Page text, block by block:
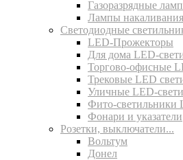
Газоразрядные
Лампы накаливания
Светодиодные
LED-Прожекторы
Для дома LED-
Торгово-офисные
Трековые LED
Уличные LED-
Фито-светильники
Фонари и указатели
Розетки, выключатели...
Вольтум
Донел